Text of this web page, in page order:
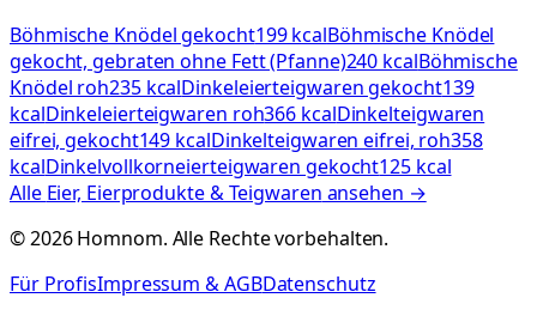
Böhmische Knödel gekocht199 kcalBöhmische Knödel
gekocht, gebraten ohne Fett (Pfanne)240 kcalBöhmische
Knödel roh235 kcalDinkeleierteigwaren gekocht139
kcalDinkeleierteigwaren roh366 kcalDinkelteigwaren
eifrei, gekocht149 kcalDinkelteigwaren eifrei, roh358
kcalDinkelvollkorneierteigwaren gekocht125 kcal
Alle Eier, Eierprodukte & Teigwaren ansehen →
©2026Homnom. Alle Rechte vorbehalten.
Für ProfisImpressum & AGBDatenschutz